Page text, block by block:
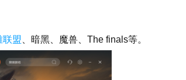
联盟 、暗黑、魔兽、The finals等。